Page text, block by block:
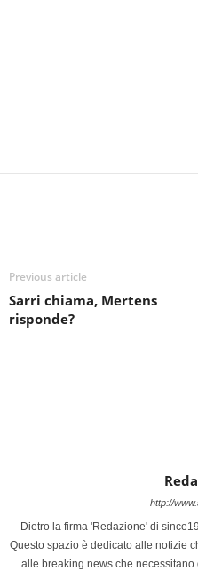
Previous article
Sarri chiama, Mertens
risponde?
http://
Dietro la firma 'Redazione' di
Questo spazio è dedicato alle notizie
alle breaking news che